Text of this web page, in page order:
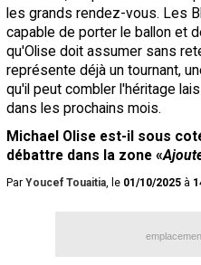
les grands rendez-vous. Les
capable de porter le ballon et
qu'Olise doit assumer sans
représente déjà un tournant,
qu'il peut combler l'héritage
dans les prochains mois.
Michael Olise est-il sous
débattre dans la zone «
Par Youcef Touaitia, le 01/10/2025 à